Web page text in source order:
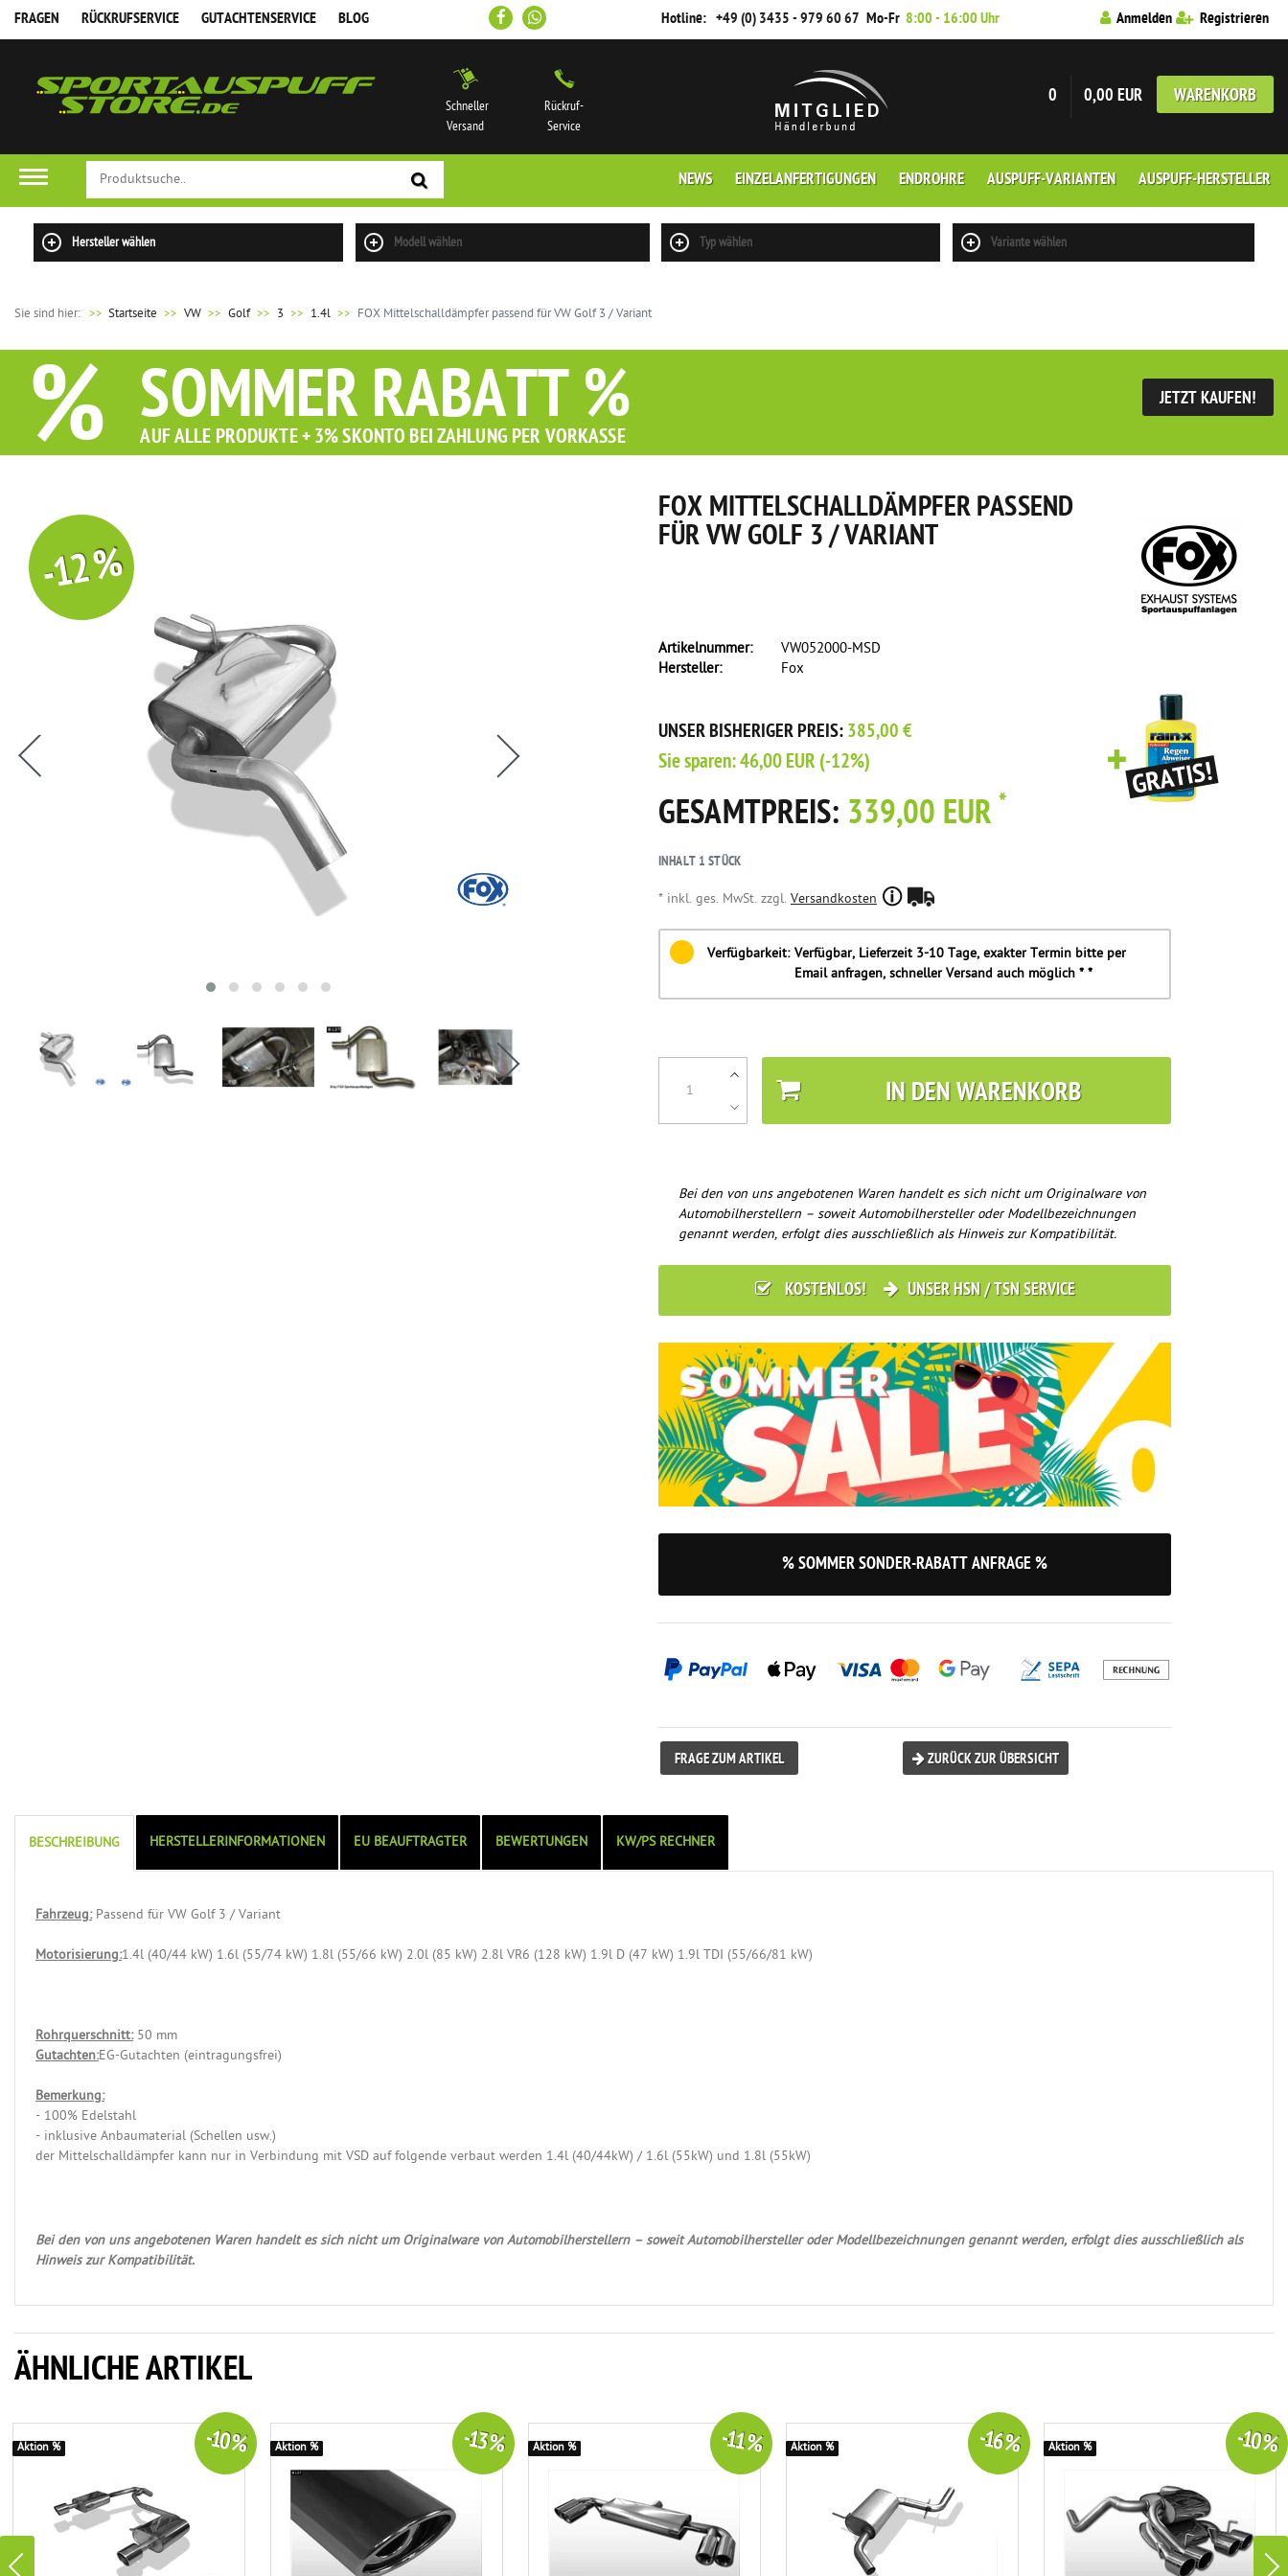
FRAGEN RÜCKRUFSERVICE GUTACHTENSERVICE BLOG Hotline: +49 (0) 3435 - 979 60 67 Mo-Fr 8:00 - 16:00 Uhr Anmelden Registrieren
0 0,00 EUR WARENKORB
Schneller
Versand
Rückruf-
Service
NEWS EINZELANFERTIGUNGEN ENDROHRE AUSPUFF-VARIANTEN AUSPUFF-HERSTELLER
Hersteller wählen Modell wählen Typ wählen Variante wählen
Sie sind hier: >> Startseite VW Golf 3 1.4l FOX Mittelschalldämpfer passend für VW Golf 3 / Variant
% SOMMER RABATT %
AUF ALLE PRODUKTE + 3% SKONTO BEI ZAHLUNG PER VORKASSE
JETZT KAUFEN!
-12 %
FOX MITTELSCHALLDÄMPFER PASSEND
FÜR VW GOLF 3 / VARIANT
Artikelnummer:
VW052000-MSD
Hersteller:
Fox
UNSER BISHERIGER PREIS:385,00 €
Sie sparen:46,00 EUR(-12%)
GESAMTPREIS: 339,00 EUR *
INHALT 1STÜCK
* inkl. ges. MwSt. zzgl. Versandkosten
Sie erhalten Sie beim Kauf diesen Artikel Gratis eine Flasche Rain-X Regenabweiser!
Verfügbarkeit: Verfügbar, Lieferzeit 3-10 Tage, exakter Termin bitte per
Email anfragen, schneller Versand auch möglich * *
IN DEN WARENKORB
Bei den von uns angebotenen Waren handelt es sich nicht um Originalware von
Automobilherstellern – soweit Automobilhersteller oder Modellbezeichnungen
genannt werden, erfolgt dies ausschließlich als Hinweis zur Kompatibilität.
KOSTENLOS! UNSER HSN / TSN SERVICE
% SOMMER SONDER-RABATT ANFRAGE %
FRAGE ZUM ARTIKEL ZURÜCK ZUR ÜBERSICHT
BESCHREIBUNG HERSTELLERINFORMATIONEN EU BEAUFTRAGTER BEWERTUNGEN KW/PS RECHNER
Fahrzeug:Passend für VW Golf 3 / Variant
Motorisierung:1.4l (40/44 kW) 1.6l (55/74 kW) 1.8l (55/66 kW) 2.0l (85 kW) 2.8l VR6 (128 kW) 1.9l D (47 kW) 1.9l TDI (55/66/81 kW)
Rohrquerschnitt:50 mm
Gutachten:EG-Gutachten (eintragungsfrei)
Bemerkung:
- 100% Edelstahl
- inklusive Anbaumaterial (Schellen usw.)
der Mittelschalldämpfer kann nur in Verbindung mit VSD auf folgende verbaut werden 1.4l (40/44kW) / 1.6l (55kW) und 1.8l (55kW)
Bei den von uns angebotenen Waren handelt es sich nicht um Originalware von Automobilherstellern – soweit Automobilhersteller oder Modellbezeichnungen genannt werden, erfolgt dies ausschließlich als
Hinweis zur Kompatibilität.
ÄHNLICHE ARTIKEL
-10 %
Aktion % -13 %
Aktion % -11 %
Aktion % -16 %
Aktion % -10 %
Aktion %